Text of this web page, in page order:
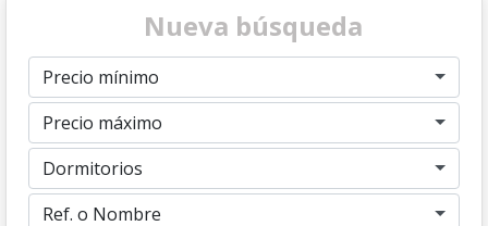
Nueva búsqueda
Precio mínimo
Precio máximo
Dormitorios
Ref. o Nombre